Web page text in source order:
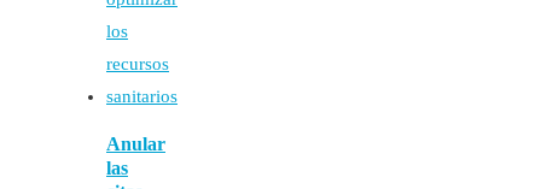
Anular
las